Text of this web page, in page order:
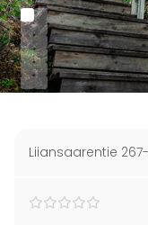
Liiansaarentie